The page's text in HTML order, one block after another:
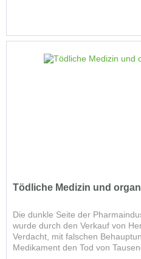
Tödliche Medizin und
Die dunkle Seite der
wurde durch den Verkauf von
Verdacht, mit falschen
Medikament den Tod von